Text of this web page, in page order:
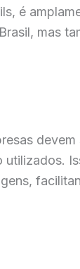
é
mas
devem